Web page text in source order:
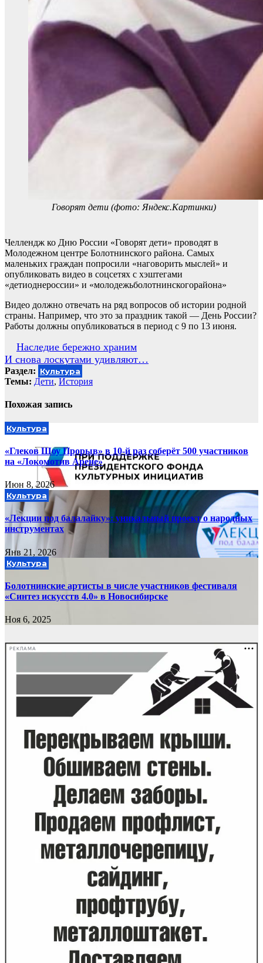
Говорят дети (фото: Яндекс.Картинки)
Челлендж ко Дню России «Говорят дети» проводят в
Молодежном центре Болотнинского района. Самых
маленьких граждан попросили «наговорить мыслей» и
опубликовать видео в соцсетях с хэштегами
«детиоднероссии» и «молодежьболотнинскогорайона»
Видео должно отвечать на ряд вопросов об истории родной
страны. Например, что это за праздник такой — День России?
Работы должны опубликоваться в период с 9 по 13 июня.
Навигация
по
записям
Наследие бережно храним
И снова лоскутами удивляют…
Раздел: Культура
Темы: Дети, История
Похожая запись
Культура
«Глеков Шоу Прорыв» в 10-й раз соберёт 500 участников
на «Локомотив Арене»
Июн 8, 2026
Культура
«Лекции под балалайку»: уникальный проект о народных
инструментах
Янв 21, 2026
Культура
Болотнинские артисты в числе участников фестиваля
«Синтез искусств 4.0» в Новосибирске
Ноя 6, 2025
РЕКЛАМА